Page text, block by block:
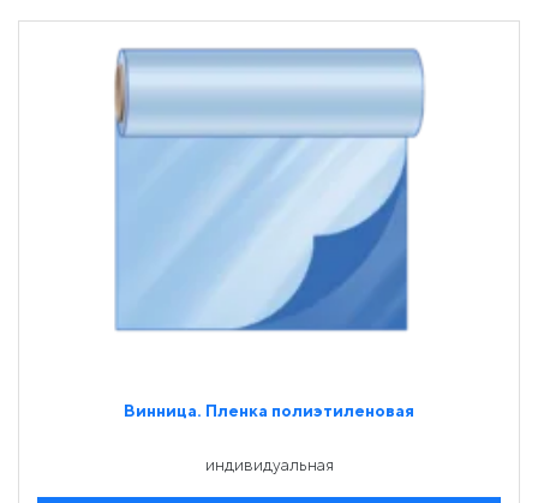
Винница. Пленка полиэтиленовая
индивидуальная